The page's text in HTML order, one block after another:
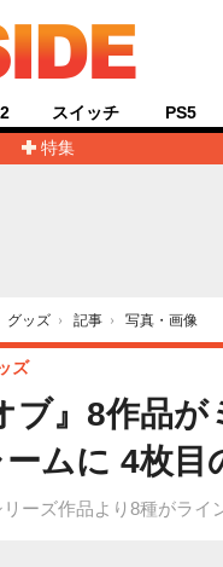
特集
スイッチ PS5
グッズ › 記事 › 写真・画像
ブ』8作品
ムに 4枚目
ーズ作品より8種がライ
ズ